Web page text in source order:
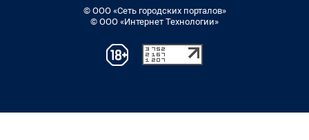
© ООО «Сеть городских порталов»
© ООО «Интернет Технологии»